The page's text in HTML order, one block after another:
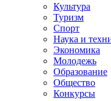
Культура
Туризм
Спорт
Наука и
Экономика
Молодежь
Образование
Общество
Конкурсы